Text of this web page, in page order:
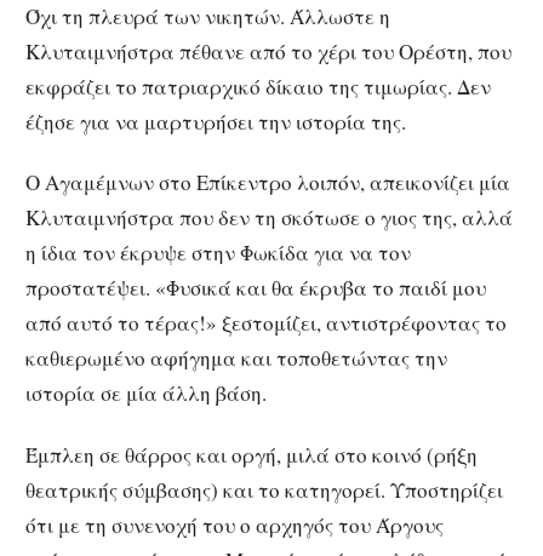
Όχι τη πλευρά των νικητών. Άλλωστε η
Κλυταιμνήστρα πέθανε από το χέρι του Ορέστη, που
εκφράζει το πατριαρχικό δίκαιο της τιμωρίας. Δεν
έζησε για να μαρτυρήσει την ιστορία της.
Ο Αγαμέμνων στο Επίκεντρο λοιπόν, απεικονίζει μία
Κλυταιμνήστρα που δεν τη σκότωσε ο γιος της, αλλά
η ίδια τον έκρυψε στην Φωκίδα για να τον
προστατέψει. «Φυσικά και θα έκρυβα το παιδί μου
από αυτό το τέρας!» ξεστομίζει, αντιστρέφοντας το
καθιερωμένο αφήγημα και τοποθετώντας την
ιστορία σε μία άλλη βάση.
Έμπλεη σε θάρρος και οργή, μιλά στο κοινό (ρήξη
θεατρικής σύμβασης) και το κατηγορεί. Υποστηρίζει
ότι με τη συνενοχή του ο αρχηγός του Άργους